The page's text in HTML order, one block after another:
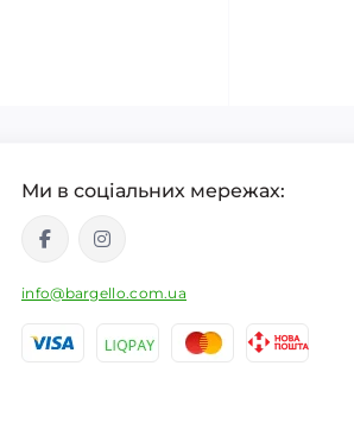
Ми в соціальних мережах:
info@bargello.com.ua